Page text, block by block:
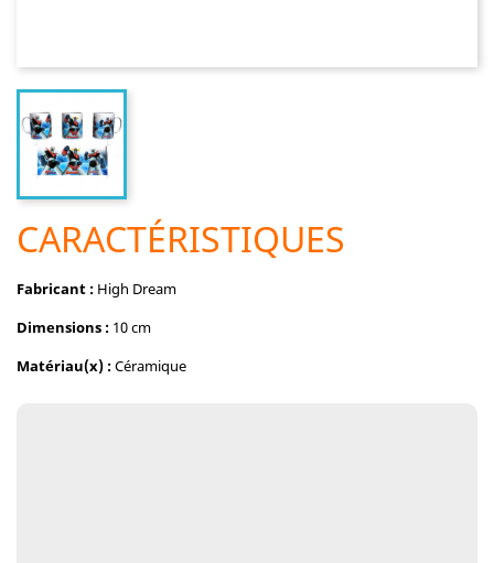
CARACTÉRISTIQUES
Fabricant : High Dream
Dimensions : 10 cm
Matériau(x) :Céramique